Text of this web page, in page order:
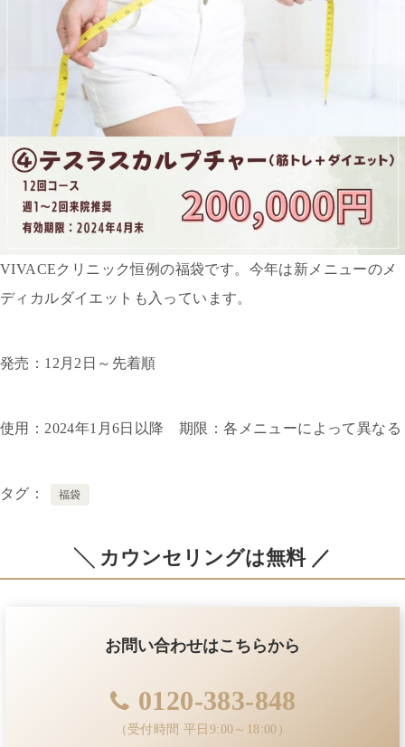
VIVACEクリニック恒例の福袋です。今年は新メニューのメ
ディカルダイエットも入っています。
発売：12月2日～先着順
使用：2024年1月6日以降 期限：各メニューによって異なる
タグ 福袋
╲ カウンセリングは無料 ／
お問い合わせはこちらから
0120-383-848
（受付時間 平日9:00～18:00）